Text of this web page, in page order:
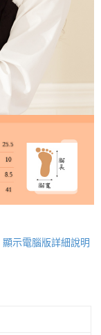
顯示電腦版詳細說明